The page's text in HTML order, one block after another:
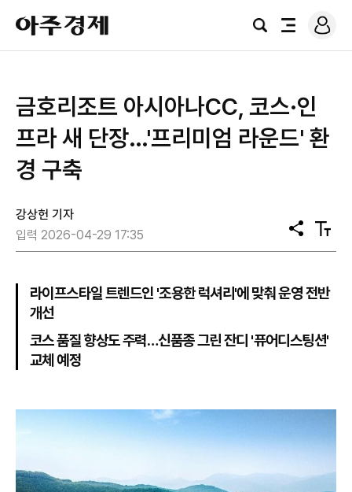
아
주
경
검
전
로
그
금호리조트 아시아나CC, 코스·인
프라 새 단장…'프리미엄 라운드' 환
경 구축
강상헌 기자
입력 2026-04-29 17:35
공
유
텍
스
기
라이프스타일 트렌드인 '조용한 럭셔리'에 맞춰 운영 전반
개선
코스 품질 향상도 주력…신품종 그린 잔디 '퓨어디스팅션'
교체 예정